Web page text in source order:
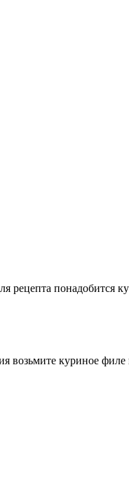
понадобится
возьмите куриное